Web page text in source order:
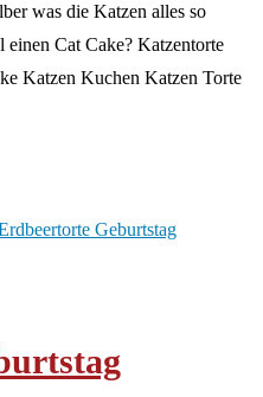
was die Katzen alles so
Cat Cake? Katzentorte
Katzen Kuchen Katzen Torte